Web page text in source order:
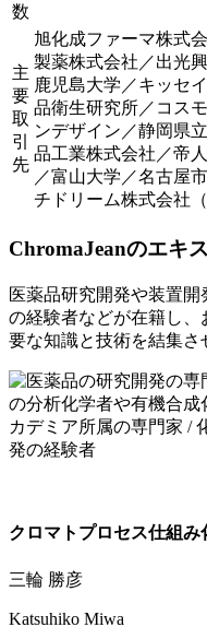
数
主
要
取
引
先
旭化成ファーマ株式
製薬株式会社／出光
鹿児島大学／キッセ
品衛生研究所／コス
ンデザイン／静岡県
品工業株式会社／帝
／富山大学／名古屋
チドリーム株式会社（
ChromaJeanのエキ
医薬品研究開発や装置
の経験者などが在籍し
要な知識と技術を結集さ
クロマトプロセス仕組み
三輪 勝彦
Katsuhiko Miwa